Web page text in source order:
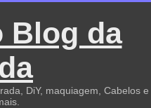
Blog da
DiY, maquiagem, Cabelos e